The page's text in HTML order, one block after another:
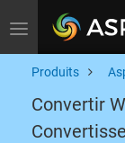
Toggle navigation
Produits
Convertir